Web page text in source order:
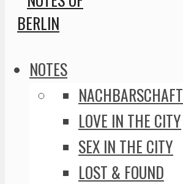
NOTES
NACHBARSCHAFT
LOVE IN THE CITY
SEX IN THE CITY
LOST & FOUND